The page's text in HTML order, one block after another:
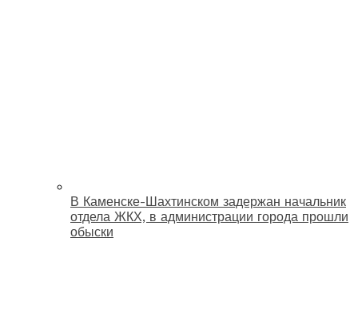
В Каменске-Шахтинском задержан начальник
отдела ЖКХ, в администрации города прошли
обыски